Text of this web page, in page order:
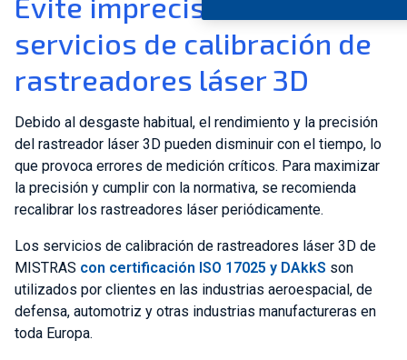
servicios de calibración de
rastreadores láser 3D
Debido al desgaste habitual, el rendimiento y la precisión
del rastreador láser 3D pueden disminuir con el tiempo, lo
que provoca errores de medición críticos. Para maximizar
la precisión y cumplir con la normativa, se recomienda
recalibrar los rastreadores láser periódicamente.
Los servicios de calibración de rastreadores láser 3D de
MISTRAS con certificación ISO 17025 y DAkkS son
utilizados por clientes en las industrias aeroespacial, de
defensa, automotriz y otras industrias manufactureras en
toda Europa.